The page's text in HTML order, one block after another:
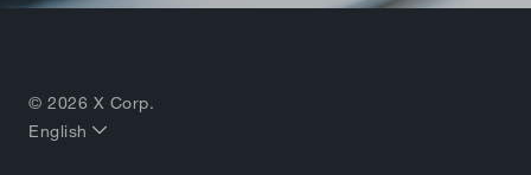
© 2026 X Corp.
English